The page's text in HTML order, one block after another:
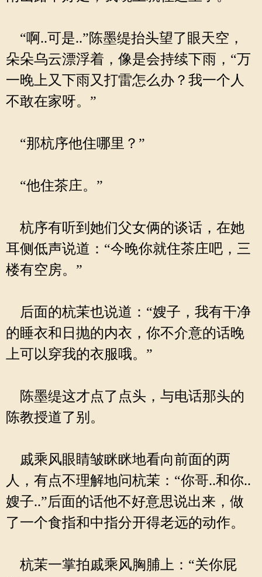
“啊..可是..”陈墨缇抬头望了眼天空，
朵朵乌云漂浮着，像是会持续下雨，“万
一晚上又下雨又打雷怎么办？我一个人
不敢在家呀。”
“那杭序他住哪里？”
“他住茶庄。”
杭序有听到她们父女俩的谈话，在她
耳侧低声说道：“今晚你就住茶庄吧，三
楼有空房。”
后面的杭茉也说道：“嫂子，我有干净
的睡衣和日抛的内衣，你不介意的话晚
上可以穿我的衣服哦。”
陈墨缇这才点了点头，与电话那头的
陈教授道了别。
戚乘风眼睛皱眯眯地看向前面的两
人，有点不理解地问杭茉：“你哥..和你..
嫂子..”后面的话他不好意思说出来，做
了一个食指和中指分开得老远的动作。
杭茉一掌拍戚乘风胸脯上：“关你屁